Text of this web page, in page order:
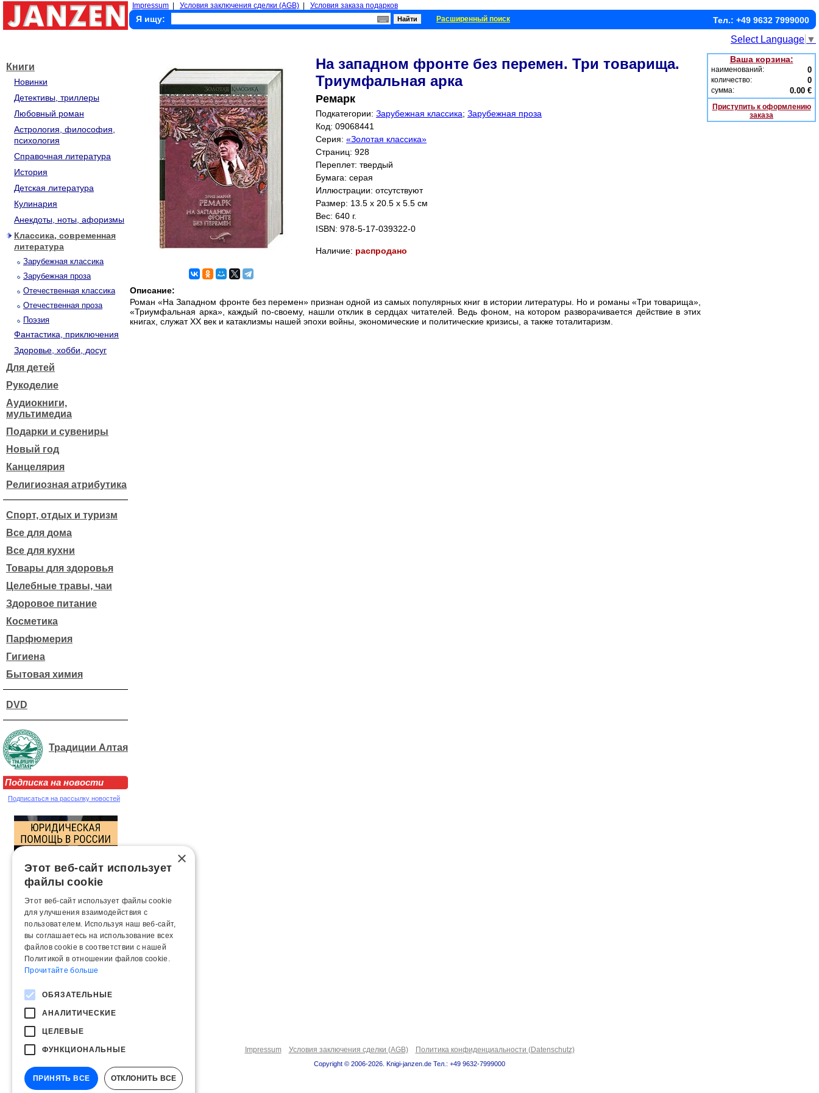
Impressum Условия заключения сделки (AGB) Условия заказа подарков
Я ищу: Расширенный поиск Тел.: +49 9632 7999000
Select Language ▼
Книги
Новинки
Детективы, триллеры
Любовный роман
Астрология, философия,
психология
Справочная литература
История
Детская литература
Кулинария
Анекдоты, ноты, афоризмы
Классика, современная
литература
Зарубежная классика
Зарубежная проза
Отечественная классика
Отечественная проза
Поэзия
Фантастика, приключения
Здоровье, хобби, досуг
Для детей
Рукоделие
Аудиокниги,
мультимедиа
Подарки и сувениры
Новый год
Канцелярия
Религиозная атрибутика
Спорт, отдых и туризм
Все для дома
Все для кухни
Товары для здоровья
Целебные травы, чаи
Здоровое питание
Косметика
Парфюмерия
Гигиена
Бытовая химия
DVD
Традиции Алтая
Подписка на новости
Подписаться на рассылку новостей
На западном фронте без перемен. Три товарища.
Триумфальная арка
Ремарк
Подкатегории: Зарубежная классика; Зарубежная проза
Код: 09068441
Серия: «Золотая классика»
Страниц: 928
Переплет: твердый
Бумага: серая
Иллюстрации: отсутствуют
Размер: 13.5 x 20.5 x 5.5 см
Вес: 640 г.
ISBN: 978-5-17-039322-0
Наличие: распродано
Описание:
Роман «На Западном фронте без перемен» признан одной из самых популярных книг в истории литературы. Но и романы «Три товарища»,
«Триумфальная арка», каждый по-своему, нашли отклик в сердцах читателей. Ведь фоном, на котором разворачивается действие в этих
книгах, служат XX век и катаклизмы нашей эпохи войны, экономические и политические кризисы, а также тоталитаризм.
Ваша корзина:
наименований: 0
количество: 0
сумма: 0.00 €
Приступить к оформлению
заказа
Impressum Условия заключения сделки (AGB) Политика конфиденциальности (Datenschutz)
Copyright © 2006-2026. Knigi-janzen.de Тел.: +49 9632-7999000
×
Этот веб-сайт использует
файлы cookie
Этот веб-сайт использует файлы cookie
для улучшения взаимодействия с
пользователем. Используя наш веб-сайт,
вы соглашаетесь на использование всех
файлов cookie в соответствии с нашей
Политикой в ​​отношении файлов cookie.
Прочитайте больше
ОБЯЗАТЕЛЬНЫЕ
АНАЛИТИЧЕСКИЕ
ЦЕЛЕВЫЕ
ФУНКЦИОНАЛЬНЫЕ
ПРИНЯТЬ ВСЕ ОТКЛОНИТЬ ВСЕ